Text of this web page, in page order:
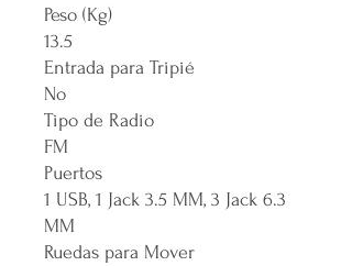
Peso (Kg)
13.5
Entrada para Tripié
No
Tipo de Radio
FM
Puertos
1 USB, 1 Jack 3.5 MM, 3 Jack 6.3
MM
Ruedas para Mover